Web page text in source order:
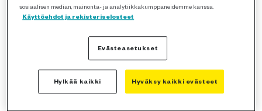
sosiaalisen median, mainonta- ja analytiikkakumppaneidemme kanssa.
Käyttöehdot ja rekisteriselosteet
Evästeasetukset
Hylkää kaikki Hyväksy kaikki evästeet